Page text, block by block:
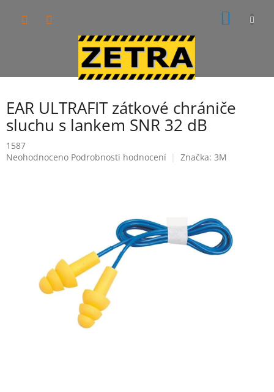
EAR ULTRAFIT zátkové chrániče
sluchu s lankem SNR 32 dB
1587
Průměrné
Neohodnoceno Podrobnosti hodnocení Značka: 3M